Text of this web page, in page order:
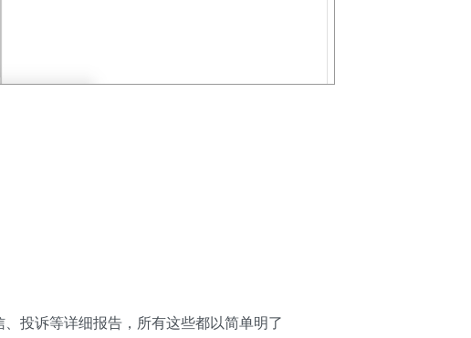
投诉等详细报告，所有这些都以简单明了